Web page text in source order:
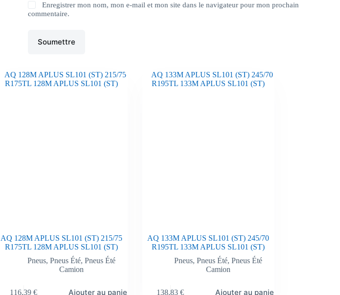
Enregistrer mon nom, mon e-mail et mon site dans le navigateur pour mon prochain
commentaire.
Soumettre
AQ 128M APLUS SL101 (ST) 215/75
R175TL 128M APLUS SL101 (ST)
Pneus, Pneus Été, Pneus Été
Camion
116,39€ Ajouter au panier
AQ 133M APLUS SL101 (ST) 245/70
R195TL 133M APLUS SL101 (ST)
Pneus, Pneus Été, Pneus Été
Camion
138,83€ Ajouter au panier